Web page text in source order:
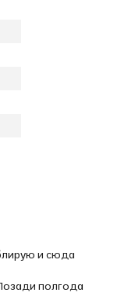
и сюда
полгода